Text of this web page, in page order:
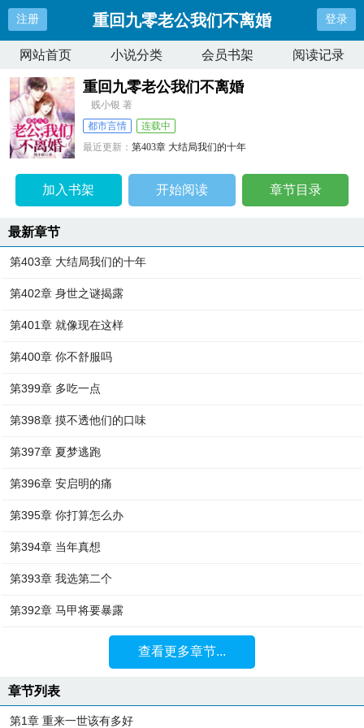
注册 重回九零老公我们不离婚 登录
网站首页 小说分类 会员书架 阅读记录
重回九零老公我们不离婚
贱小银 著
都市言情
连载中
最近更新：第403章 大结局我们的十年
加入书架 开始阅读 章节目录
最新章节
第403章 大结局我们的十年
第402章 身世之谜揭露
第401章 就像现在这样
第400章 你不舒服吗
第399章 多吃一点
第398章 摸不透他们的口味
第397章 夏梦逃跑
第396章 安启明的痛
第395章 你打算怎么办
第394章 当年真想
第393章 我选第二个
第392章 马甲将要暴露
查看更多章节...
章节列表
第1章 重来一世该有多好